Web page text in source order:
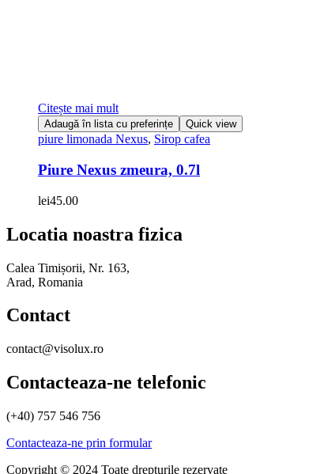
Citește mai mult
Adaugă în lista cu preferințe Quick view
piure limonada Nexus, Sirop cafea
Piure Nexus zmeura, 0.7l
lei45.00
Locatia noastra fizica
Calea Timișorii, Nr. 163,
Arad, Romania
Contact
contact@visolux.ro
Contacteaza-ne telefonic
(+40) 757 546 756
Contacteaza-ne prin formular
Copyright © 2024 Toate drepturile rezervate